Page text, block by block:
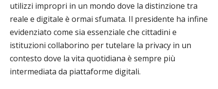
utilizzi impropri in un mondo dove la distinzione tra
reale e digitale è ormai sfumata. Il presidente ha infine
evidenziato come sia essenziale che cittadini e
istituzioni collaborino per tutelare la privacy in un
contesto dove la vita quotidiana è sempre più
intermediata da piattaforme digitali.